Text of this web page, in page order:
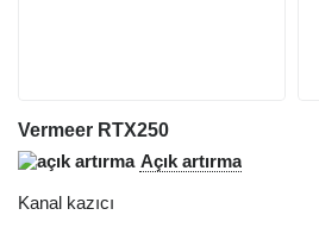
Vermeer RTX250
Açık artırma
Kanal kazıcı